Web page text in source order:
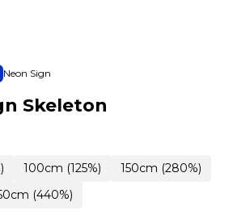
Neon Sign
Skeleton
100cm (125%)
150cm (280%)
(440%)